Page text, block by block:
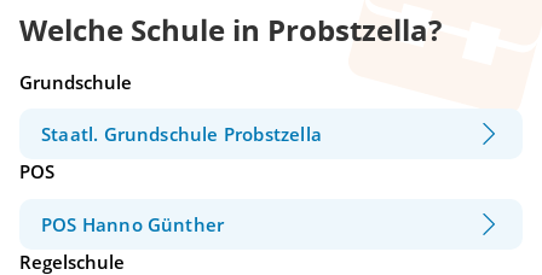
Welche Schule in Probstzella?
Grundschule
Staatl. Grundschule Probstzella
POS
POS Hanno Günther
Regelschule